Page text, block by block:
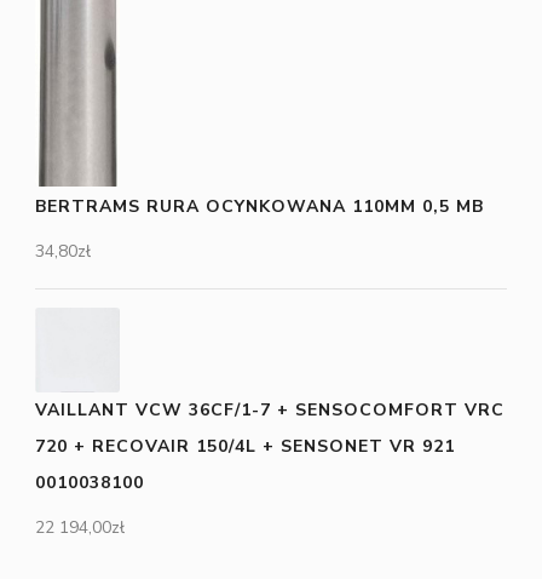
BERTRAMS RURA OCYNKOWANA 110MM 0,5 MB
34,80zł
VAILLANT VCW 36CF/1-7 + SENSOCOMFORT VRC
720 + RECOVAIR 150/4L + SENSONET VR 921
0010038100
22 194,00zł